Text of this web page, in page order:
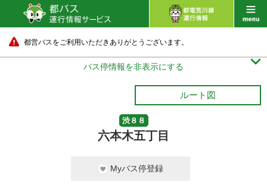
都営バスをご利用いただきありがとうございます。
バス停情報を非表示にする 
ルート図
渋８８
六本木五丁目
Myバス停登録